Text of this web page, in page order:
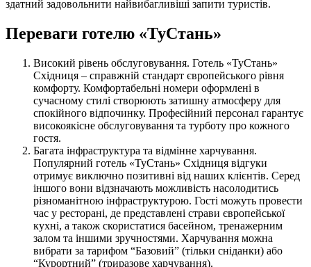
здатний задовольнити найвибагливіші запити туристів.
Переваги готелю «ТуСтань»
Високий рівень обслуговування. Готель «ТуСтань»
Східниця – справжній стандарт європейського рівня
комфорту. Комфортабельні номери оформлені в
сучасному стилі створюють затишну атмосферу для
спокійного відпочинку. Професійний персонал гарантує
високоякісне обслуговування та турботу про кожного
гостя.
Багата інфраструктура та відмінне харчування.
Популярний готель «ТуСтань» Східниця відгуки
отримує виключно позитивні від наших клієнтів. Серед
іншого вони відзначають можливість насолодитись
різноманітною інфраструктурою. Гості можуть провести
час у ресторані, де представлені страви європейської
кухні, а також скористатися басейном, тренажерним
залом та іншими зручностями. Харчування можна
вибрати за тарифом “Базовий” (тільки сніданки) або
“Курортний” (триразове харчування).